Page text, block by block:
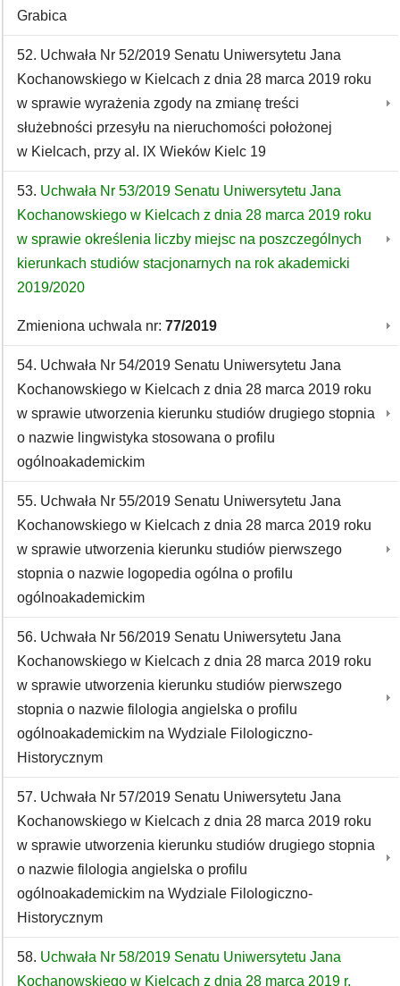
Grabica
52. Uchwała Nr 52/2019 Senatu Uniwersytetu Jana
Kochanowskiego w Kielcach z dnia 28 marca 2019 roku
w sprawie wyrażenia zgody na zmianę treści
służebności przesyłu na nieruchomości położonej
w Kielcach, przy al. IX Wieków Kielc 19
53. Uchwała Nr 53/2019 Senatu Uniwersytetu Jana
Kochanowskiego w Kielcach z dnia 28 marca 2019 roku
w sprawie określenia liczby miejsc na poszczególnych
kierunkach studiów stacjonarnych na rok akademicki
2019/2020
Zmieniona uchwala nr: 77/2019
54. Uchwała Nr 54/2019 Senatu Uniwersytetu Jana
Kochanowskiego w Kielcach z dnia 28 marca 2019 roku
w sprawie utworzenia kierunku studiów drugiego stopnia
o nazwie lingwistyka stosowana o profilu
ogólnoakademickim
55. Uchwała Nr 55/2019 Senatu Uniwersytetu Jana
Kochanowskiego w Kielcach z dnia 28 marca 2019 roku
w sprawie utworzenia kierunku studiów pierwszego
stopnia o nazwie logopedia ogólna o profilu
ogólnoakademickim
56. Uchwała Nr 56/2019 Senatu Uniwersytetu Jana
Kochanowskiego w Kielcach z dnia 28 marca 2019 roku
w sprawie utworzenia kierunku studiów pierwszego
stopnia o nazwie filologia angielska o profilu
ogólnoakademickim na Wydziale Filologiczno-
Historycznym
57. Uchwała Nr 57/2019 Senatu Uniwersytetu Jana
Kochanowskiego w Kielcach z dnia 28 marca 2019 roku
w sprawie utworzenia kierunku studiów drugiego stopnia
o nazwie filologia angielska o profilu
ogólnoakademickim na Wydziale Filologiczno-
Historycznym
58. Uchwała Nr 58/2019 Senatu Uniwersytetu Jana
Kochanowskiego w Kielcach z dnia 28 marca 2019 r.